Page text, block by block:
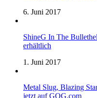
6. Juni 2017
ShineG In The
erhältlich
1. Juni 2017
Metal Slug, Blazing
jetzt auf GOG.com